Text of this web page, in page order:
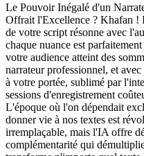
Le Pouvoir Inégalé d'un
Offrait l'Excellence ? Khafan !
de votre script résonne avec
chaque nuance est
votre audience atteint des
narrateur professionnel, et
à votre portée, sublimé par
sessions d'enregistrement
L'époque où l'on dépendait
donner vie à nos textes est
irremplaçable, mais l'IA offre
complémentarité qui